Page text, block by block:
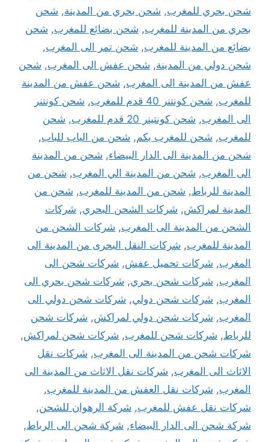
شحن بحري للمغرب, شحن بحري من المدينة, شحن
بحري من المدينة للمغرب, شحن بضائع للمغرب, شحن
بضائع من المدينة للمغرب, شحن تمر الى المغرب,
شحن دولي من المدينة, شحن عفش الى المغرب, شحن
عفش من المدينة الى المغرب, شحن عفش من المدينة
للمغرب, شحن كونتنر 40 قدم للمغرب , شحن كونتنر
الى المغرب, شحن كونتينر 20 قدم للمغرب , شحن
للمغرب, شحن للمغرب بكم, شحن من الباب للباب,
شحن من المدينة الى الدار البيضاء, شحن من المدينة
الى المغرب, شحن من المدينة الي المغرب, شحن من
المدينة للرباط, شحن من المدينة للمغرب, شحن من
المدينة لمراكش, شركات الشحن البحري, شركات
الشحن من المدينة الى المغرب, شركات الشحن من
المدينة للمغرب, شركات النقل البحرى من المدينة الى
المغرب, شركات تحميل عفش, شركات شحن الى
المغرب, شركات شحن بحري, شركات شحن بحري الى
المغرب, شركات شحن دولي, شركات شحن دولي الى
المغرب, شركات شحن دولي لمراكش, شركات شحن
للرباط, شركات شحن للمغرب, شركات شحن لمراكش,
شركات شحن من المدينة الى المغرب, شركات نقل
الاثاث الى المغرب, شركات نقل الاثاث من المدينة الى
المغرب, شركات نقل العفش من المدينة للمغرب,
شركات نقل عفش للمغرب, شركة الرهوان للشحن,
شركة شحن الى الدار البيضاء, شركة شحن الى الرباط,